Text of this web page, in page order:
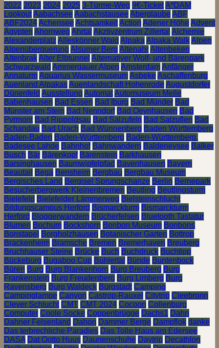
2022 2023 2024 2025 3-Türme-Weg 9€-TicketA*DAM
LookoutAabachseeAabachstauseeAberglaubeABF
ABF2024AchenseeAchtsamkeitAction Adener HöheAdvent
Ägypten Ahornweg Ahrtal Akztivzentrum Zillertal Alchemie
Alexanderplatz Alleskönner Wald Alpaka Alpaka WalkAlpen
Alpenüberquerung Alsumer Berg AltenahrAltenbeken
AltenbrakAlter Elbtunnel Alternativer Wolf- und Bärenpark
Schwarzwald Ammergauer Alpen AmsterdamAnfänger
AnnaturmAquarius WassermuseumAsbekeAschaffenburg
Auenland AlpakasAuenlandschaft HohenrodeAugustdorfer
Dünenfeld Ausstellung AutomatAutomuseum Melle
Babenhausen Bad Essen Bad Iburg Bad Münder Bad
Münster am Stein Bad Nenndorf Bad Oeynhausen Bad
Pyrmont Bad Rippoldsau Bad Salzufeln Bad Salzuflen Bad
Schandau Bad Urach Bad Wünnenberg Baden Württemberg
Baden-Baden Baden-Württemberg Baden-Württemberg.
Badesee Lahde Bahnhof Bahnwandern Baldeneysee Balker
Busch Bär Bärenkopf Bärenstein Barkhausen
Barsinghausen Baumwipfelpfad Bavenhausen Bayern
Beautail
Bega Bensheim Bergbau Bergbau Museum
Bergisches Land Bergisel Sprungschanze Berlin Bernepark
Besucherbergwerk Kleinenbremen Beutling Beutlingsturm
Bielefeld Bielefelder Lämmerweg Bielsteinschlucht
Bildungscampus Herford Bismarckturm Bismarckturm
Herford Bloggerwandern Blücherfelsen Bluetooth Tastatur
Blumen Bochum Bockshorn Bonbon Museum Bonbons
Bonstapel Borgholzhausen Botanischer Garten Bottrop
Brackenheim Bramsche Bremen Bremerhaven Breuberg
Bruchhauser Steine Brücke Buch Buchdruck Buchtipp
Bückeburg Bugaboo Cup Bühlertal Bünde Buntenbock
Büren Burg Burg Blankenhorn Burg Breuberg Burg
Frankenstein Burg Freudenberg Burg Limberg Burg
Ravensberg Burg Waldeck Bürgstadt Camping
Campinglampe Canyon Castrop-Rauxel Citytrip Cleebronn
Clever Schlucht CMT CMT 2024 Cocoon Collenburg
Computer Coole Socke Coppenbrügge Dachs1 Dahn
Dahner Felsenland Dahon Dammer Berge Dampflok danke
Das terbrechliche Paradies Das Tolle Haus am Edersee
DASA Dat Ootto Huus Daunenschuhe Daytrip Decathlon